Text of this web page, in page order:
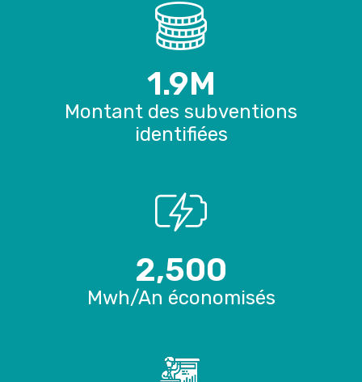
1.9M
Montant des subventions
identifiées
2,500
Mwh/An économisés